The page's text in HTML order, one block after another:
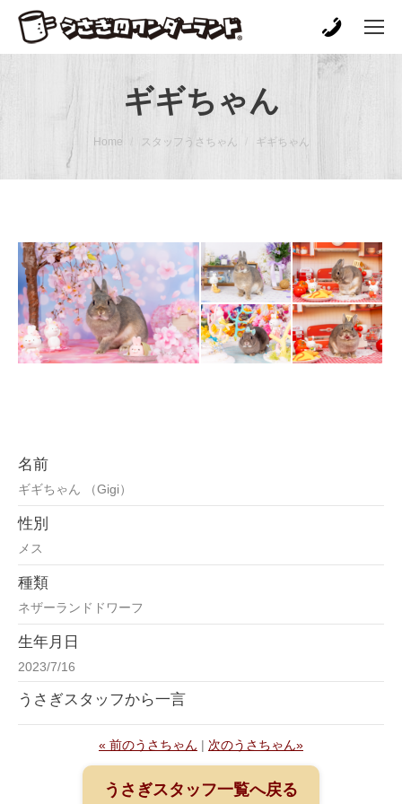
ギギちゃん
You are here:Home スタッフうさちゃん ギギちゃん
名前
ギギちゃん （Gigi）
性別
メス
種類
ネザーランドドワーフ
生年月日
2023/7/16
うさぎスタッフから一言
« 前のうさちゃん | 次のうさちゃん»
うさぎスタッフ一覧へ戻る